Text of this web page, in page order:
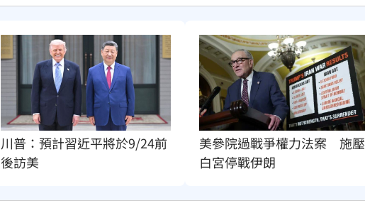
川普：預計習近平將於9/24前
後訪美
美參院過戰爭權力法案　施壓
白宮停戰伊朗